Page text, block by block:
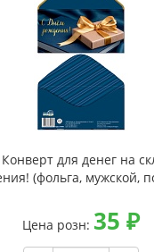
для денег на
(фольга, мужской,
Цена розн: 35 ₽